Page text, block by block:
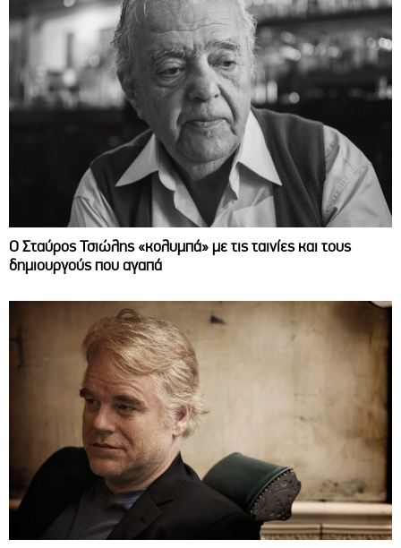
Ο Σταύρος Τσιώλης «κολυμπά» με τις ταινίες και τους
δημιουργούς που αγαπά